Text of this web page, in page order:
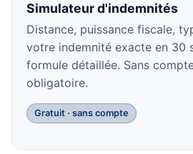
Simulateur d'indemnités
Distance, puissance fiscale,
votre indemnité exacte en 30
formule détaillée. Sans
obligatoire.
Gratuit · sans compte